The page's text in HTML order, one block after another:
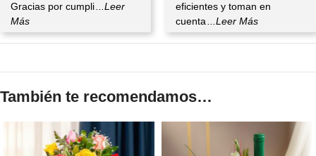
Gracias por cumpli
...Leer
Más
eficientes y toman en
cuenta
...Leer Más
También te recomendamos…